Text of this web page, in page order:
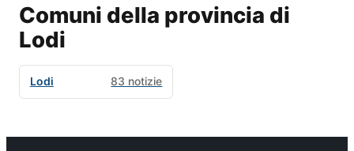
Comuni della provincia di
Lodi
Lodi 83 notizie